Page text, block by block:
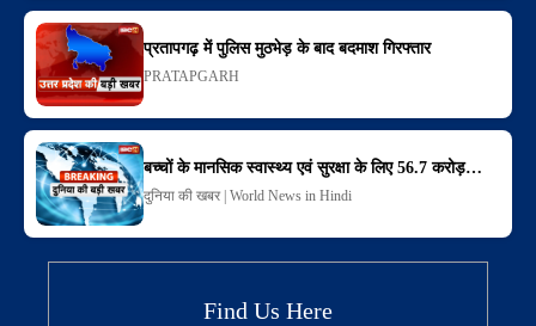
प्रतापगढ़ में पुलिस मुठभेड़ के बाद बदमाश गिरफ्तार
PRATAPGARH
बच्चों के मानसिक स्वास्थ्य एवं सुरक्षा के लिए 56.7 करोड़…
दुनिया की खबर | World News in Hindi
Find Us Here